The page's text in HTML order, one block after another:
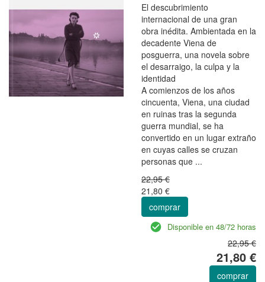
El descubrimiento
internacional de una gran
obra inédita. Ambientada en la
decadente Viena de
posguerra, una novela sobre
el desarraigo, la culpa y la
identidad
A comienzos de los años
cincuenta, Viena, una ciudad
en ruinas tras la segunda
guerra mundial, se ha
convertido en un lugar extraño
en cuyas calles se cruzan
personas que ...
22,95 €
21,80 €
comprar
Disponible en 48/72 horas
22,95 €
21,80 €
comprar